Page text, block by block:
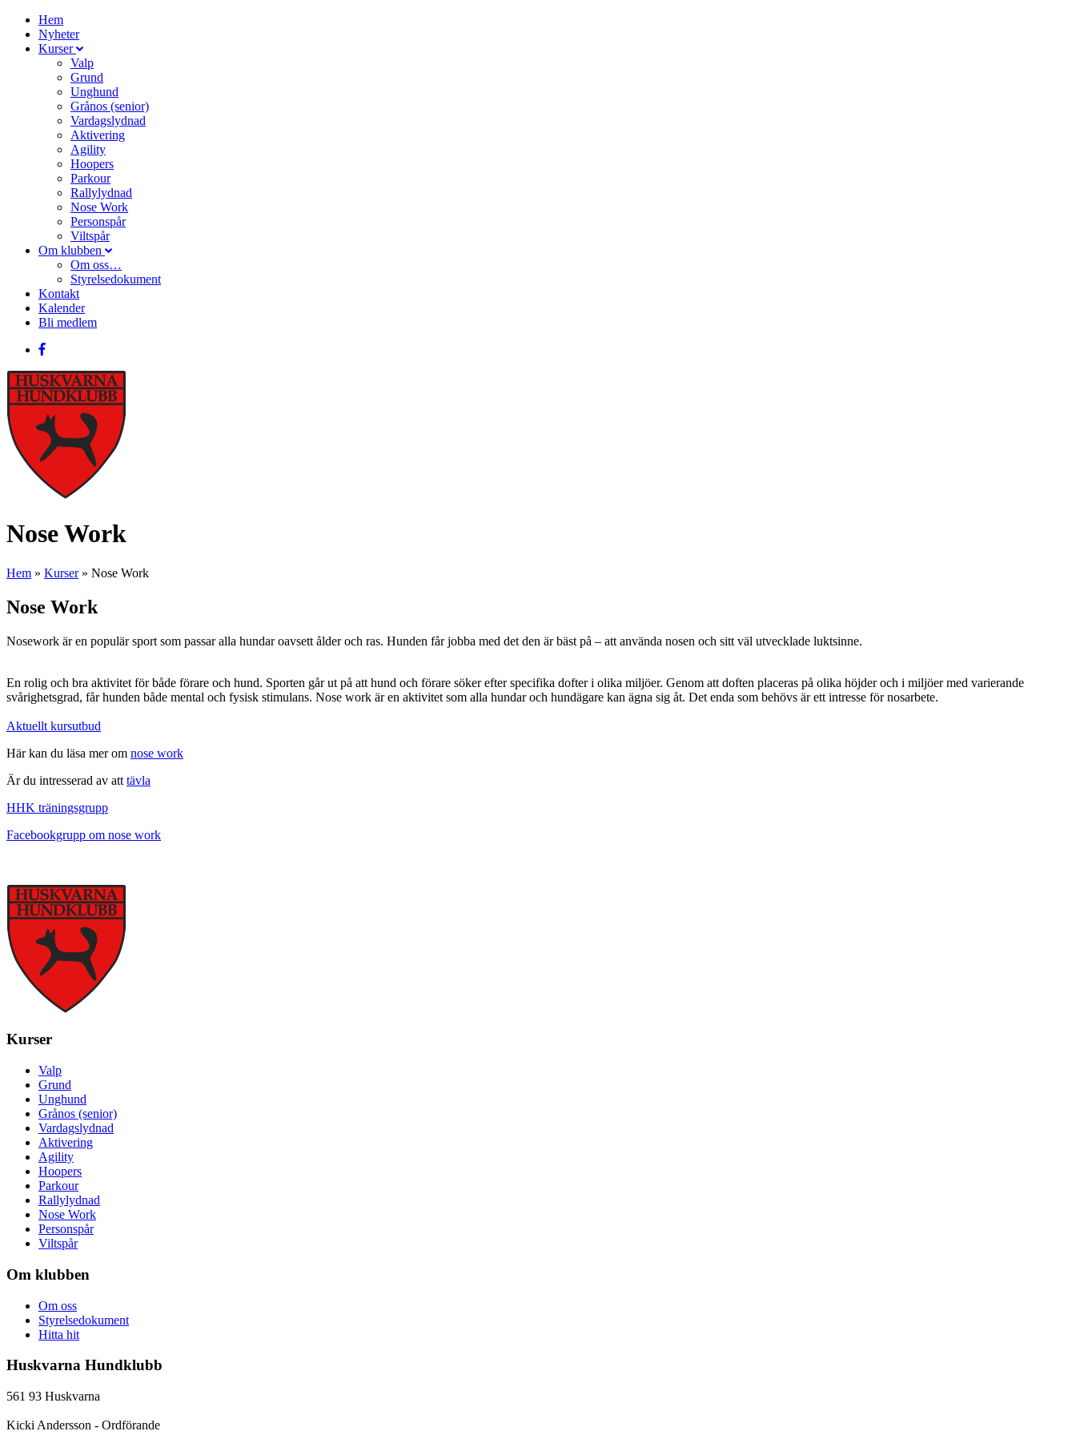
Hem
Nyheter
Kurser
Valp
Grund
Unghund
Grånos (senior)
Vardagslydnad
Aktivering
Agility
Hoopers
Parkour
Rallylydnad
Nose Work
Personspår
Viltspår
Om klubben
Om oss…
Styrelsedokument
Kontakt
Kalender
Bli medlem
Nose Work
Hem » Kurser» Nose Work
Nose Work
Nosework är en populär sport som passar alla hundar oavsett ålder och ras. Hunden får jobba med det den är bäst på – att använda nosen och sitt väl utvecklade luktsinne.
En rolig och bra aktivitet för både förare och hund. Sporten går ut på att hund och förare söker efter specifika dofter i olika miljöer. Genom att doften placeras på olika höjder och i miljöer med varierande
svårighetsgrad, får hunden både mental och fysisk stimulans. Nose work är en aktivitet som alla hundar och hundägare kan ägna sig åt. Det enda som behövs är ett intresse för nosarbete.
Aktuellt kursutbud
Här kan du läsa mer om nose work
Är du intresserad av att tävla
HHK träningsgrupp
Facebookgrupp om nose work
Kurser
Valp
Grund
Unghund
Grånos (senior)
Vardagslydnad
Aktivering
Agility
Hoopers
Parkour
Rallylydnad
Nose Work
Personspår
Viltspår
Om klubben
Om oss
Styrelsedokument
Hitta hit
Huskvarna Hundklubb
561 93 Huskvarna
Kicki Andersson - Ordförande